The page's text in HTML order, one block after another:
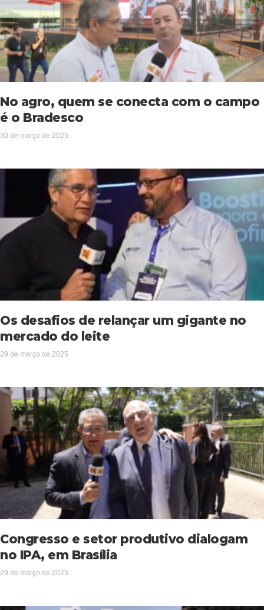
No agro, quem se conecta com o campo
é o Bradesco
30 de março de 2025
Os desafios de relançar um gigante no
mercado do leite
29 de março de 2025
Congresso e setor produtivo dialogam
no IPA, em Brasília
29 de março de 2025